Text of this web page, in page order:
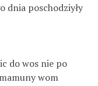
dnia poschodziyły
do wos nie po­
wom